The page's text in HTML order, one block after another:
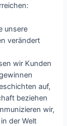
unsere
verändert
wir Kunden
auf,
beziehen
wir,
der Welt